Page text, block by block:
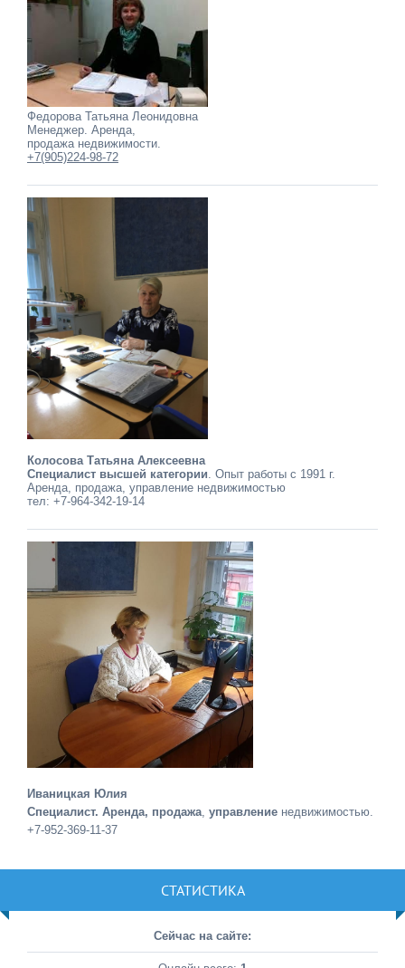
Федорова Татьяна Леонидовна
Менеджер. Аренда,
продажа недвижимости.
+7(905)224-98-72
Колосова Татьяна Алексеевна
Специалист высшей категории . Опыт работы с 1991 г.
Аренда, продажа, управление недвижимостью
тел: +7-964-342-19-14
Иваницкая Юлия
Специалист. Аренда, продажа управление недвижимостью.
+7-952-369-11-37
СТАТИСТИКА
Сейчас на сайте: